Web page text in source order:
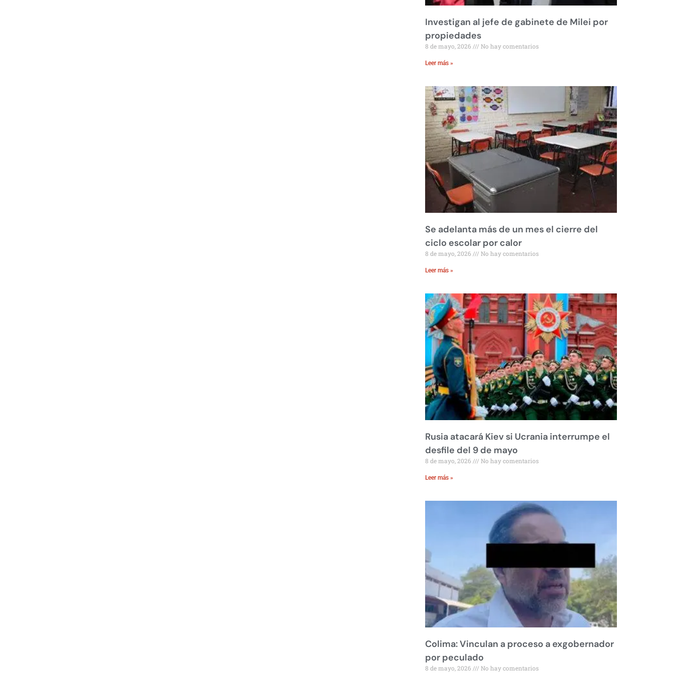
Investigan al jefe de gabinete de Milei por
propiedades
8 de mayo, 2026 No hay comentarios
Leer más »
Se adelanta más de un mes el cierre del
ciclo escolar por calor
8 de mayo, 2026 No hay comentarios
Leer más »
Rusia atacará Kiev si Ucrania interrumpe el
desfile del 9 de mayo
8 de mayo, 2026 No hay comentarios
Leer más »
Colima: Vinculan a proceso a exgobernador
por peculado
8 de mayo, 2026 No hay comentarios